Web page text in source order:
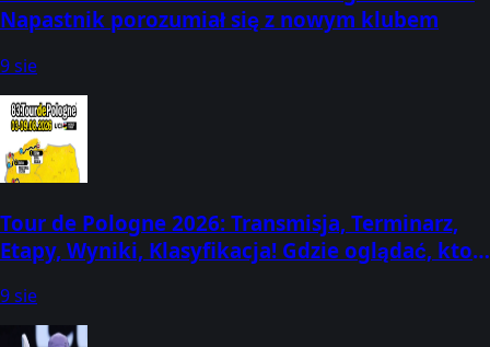
Napastnik porozumiał się z nowym klubem
9 sie
Tour de Pologne 2026: Transmisja, Terminarz,
Etapy, Wyniki, Klasyfikacja! Gdzie oglądać, kto
9 sie